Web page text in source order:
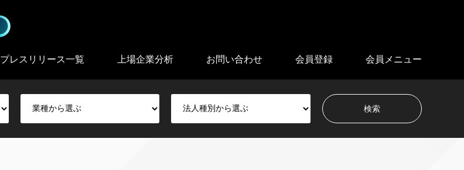
プレスリリース一覧 上場企業分析 お問い合わせ 会員登録 会員メニュー